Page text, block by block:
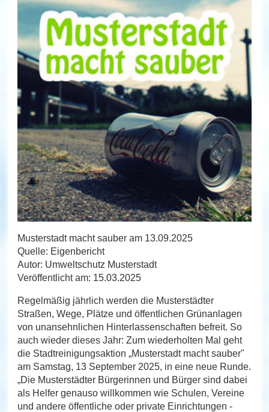
Musterstadt macht sauber am 13.09.2025
Quelle: Eigenbericht
Autor: Umweltschutz Musterstadt
Veröffentlicht am: 15.03.2025
Regelmäßig jährlich werden die Musterstädter
Straßen, Wege, Plätze und öffentlichen Grünanlagen
von unansehnlichen Hinterlassenschaften befreit. So
auch wieder dieses Jahr: Zum wiederholten Mal geht
die Stadtreinigungsaktion „Musterstadt macht sauber"
am Samstag, 13 September 2025, in eine neue Runde.
„Die Musterstädter Bürgerinnen und Bürger sind dabei
als Helfer genauso willkommen wie Schulen, Vereine
und andere öffentliche oder private Einrichtungen -